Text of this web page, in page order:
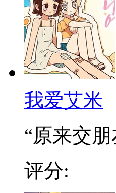
我爱艾米
“原来交
评分: